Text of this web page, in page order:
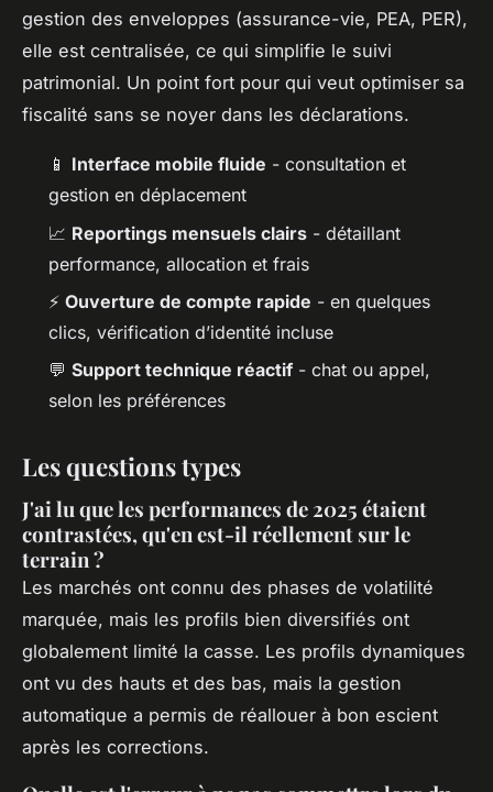
gestion des enveloppes (assurance-vie, PEA, PER),
elle est centralisée, ce qui simplifie le suivi
patrimonial. Un point fort pour qui veut optimiser sa
fiscalité sans se noyer dans les déclarations.
📱 Interface mobile fluide - consultation et
gestion en déplacement
📈 Reportings mensuels clairs - détaillant
performance, allocation et frais
⚡ Ouverture de compte rapide - en quelques
clics, vérification d’identité incluse
💬 Support technique réactif - chat ou appel,
selon les préférences
Les questions types
J'ai lu que les performances de 2025 étaient
contrastées, qu'en est-il réellement sur le
terrain ?
Les marchés ont connu des phases de volatilité
marquée, mais les profils bien diversifiés ont
globalement limité la casse. Les profils dynamiques
ont vu des hauts et des bas, mais la gestion
automatique a permis de réallouer à bon escient
après les corrections.